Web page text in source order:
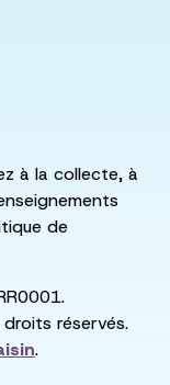
à la collecte, à
de
réservés.
.